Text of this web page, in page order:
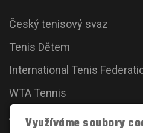
Český tenisový svaz
Tenis Dětem
International Tenis
WTA Tennis
ATP Tour
Využíváme soubory